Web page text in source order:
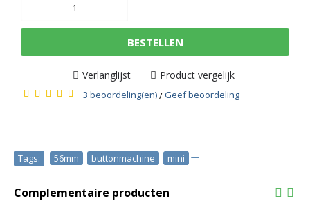
BESTELLEN
Verlanglijst Product vergelijk
3 beoordeling(en)/Geef beoordeling
Tags: 56mm buttonmachine mini
Complementaire producten